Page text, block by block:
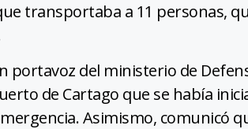
transportaba a 11 personas,
portavoz del ministerio de
de Cartago que se había
Asimismo, comunicó